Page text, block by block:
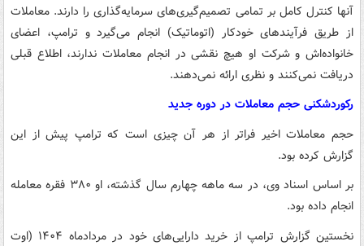
آنها کنترل کامل بر تمامی تصمیم‌گیری‌های سرمایه‌گذاری را دارند. معاملات
از طریق فرآیندهای خودکار (اتوماتیک) انجام می‌گیرد و ترامپ، اعضای
خانواده‌اش و شرکت او هیچ نقشی در انجام معاملات ندارند، اطلاع قبلی
دریافت نمی‌کنند و نظری ارائه نمی‌دهند.
رکوردشکنی حجم معاملات در دوره جدید
حجم معاملات اخیر فراتر از هر آن چیزی است که ترامپ پیش از این
گزارش کرده بود.
بر اساس اسناد وی، در سه ماهه چهارم سال گذشته، او ۳۸۰ فقره معامله
انجام داده بود.
نخستین گزارش ترامپ از خرید دارایی‌های خود در مردادماه ۱۴۰۴ (اوت